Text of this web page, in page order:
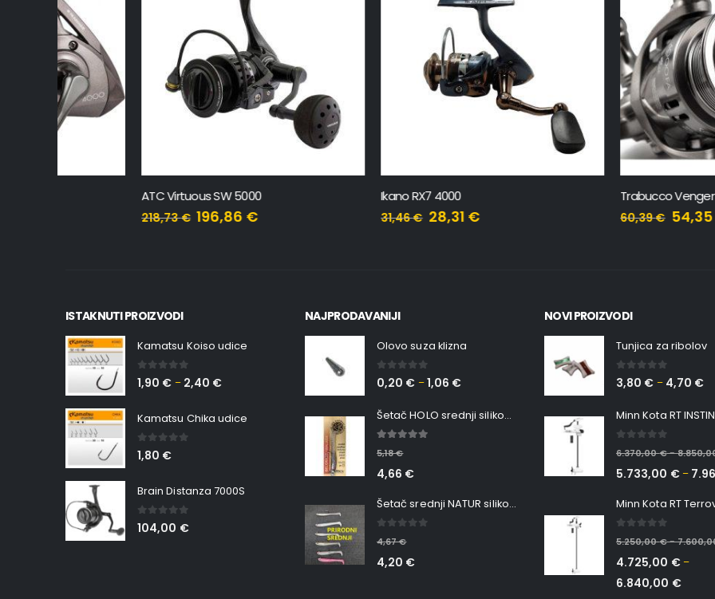
ATC Virtuous SW 5000
196,86€
Ikano RX7 4000
28,31€
Trabucco Venger 3000
54,35€
ISTAKNUTI PROIZVODI
Kamatsu Koiso udice
0 out of 5
1,90 € – 2,40 €
Kamatsu Chika udice
0 out of 5
1,80 €
Brain Distanza 7000S
0out of 5
104,00 €
NAJPRODAVANIJI
Olovo suza klizna
0 out of 5
0,20 € –1,06 €
Šetač HOLO srednji silikonska Ribica Belgrade Walker
5,18€
4,66 €
Šetač srednji NATUR silikonska ribica Belgrade Walker
4,67€
4,20 €
NOVI PROIZVODI
Tunjica za ribolov
0 out of 5
3,80 € – 4,70 €
6.370,00€–
5.733,00 €–
5.250,00€–
4.725,00 €–
6.840,00 €